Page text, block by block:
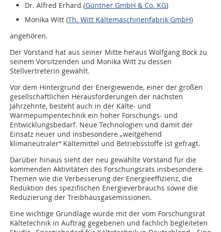
Dr. Alfred Erhard (Güntner GmbH & Co. KG)
Monika Witt (Th. Witt Kältemaschinenfabrik GmbH)
angehören.
Der Vorstand hat aus seiner Mitte heraus Wolfgang Bock zu
seinem Vorsitzenden und Monika Witt zu dessen
Stellvertreterin gewählt.
Vor dem Hintergrund der Energiewende, einer der großen
gesellschaftlichen Herausforderungen der nächsten
Jahrzehnte, besteht auch in der Kälte- und
Wärmepumpentechnik ein hoher Forschungs- und
Entwicklungsbedarf. Neue Technologien und damit der
Einsatz neuer und insbesondere „weitgehend
klimaneutraler“ Kältemittel und Betriebsstoffe ist gefragt.
Darüber hinaus sieht der neu gewählte Vorstand für die
kommenden Aktivitäten des Forschungsrats insbesondere
Themen wie die Verbesserung der Energieeffizienz, die
Reduktion des spezifischen Energieverbrauchs sowie die
Reduzierung der Treibhausgasemissionen.
Eine wichtige Grundlage wurde mit der vom Forschungsrat
Kältetechnik in Auftrag gegebenen und fachlich begleiteten